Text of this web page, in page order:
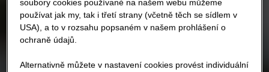
soubory cookies používané na našem webu můžeme
používat jak my, tak i třetí strany (včetně těch se sídlem v
USA), a to v rozsahu popsaném v našem prohlášení o
ochraně údajů.
Alternativně můžete v nastavení cookies provést individuální